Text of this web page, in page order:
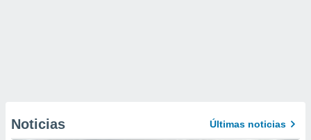
Noticias Últimas noticias